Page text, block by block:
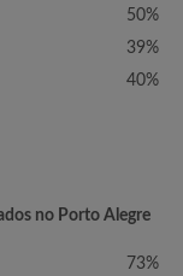
50%
39%
40%
no Porto Alegre
73%